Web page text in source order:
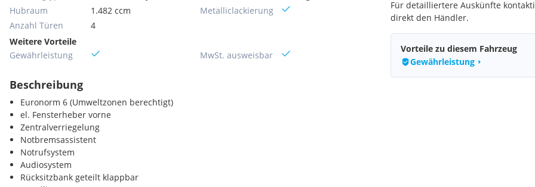
Hubraum
1.482 ccm
Anzahl Türen
4
Metallic­lackierung
Weitere Vorteile
Gewährleistung
MwSt. ausweisbar
Beschreibung
Euronorm 6 (Umweltzonen berechtigt)
el. Fensterheber vorne
Zentralverriegelung
Notbremsassistent
Notrufsystem
Audiosystem
Rücksitzbank geteilt klappbar
Für detailliertere Auskünfte
direkt den Händler.
Vorteile zu diesem Fahrzeug
Gewährleistung